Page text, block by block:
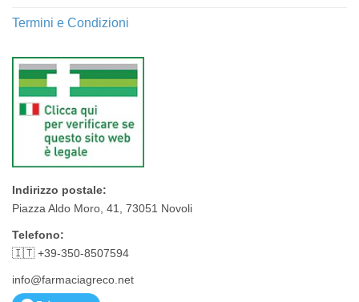
Termini e Condizioni
Indirizzo postale:
Piazza Aldo Moro, 41, 73051 Novoli
Telefono:
🇮🇹 +39-350-8507594
info@farmaciagreco.net